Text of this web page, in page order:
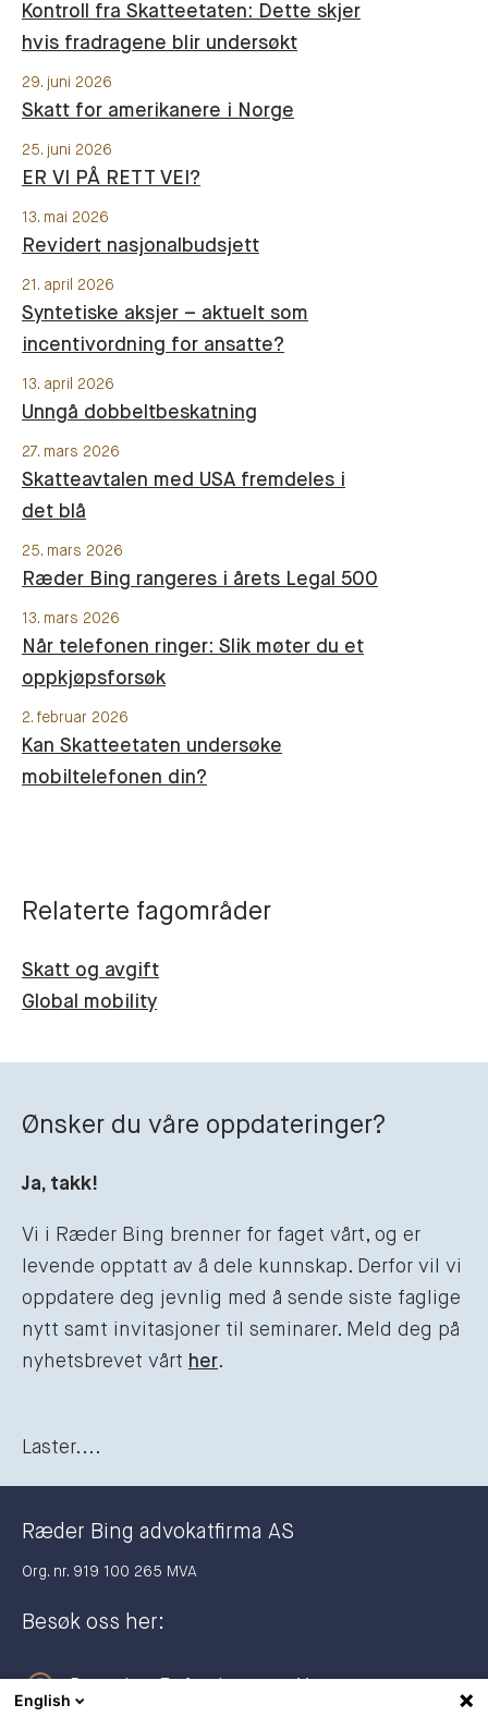
Kontroll fra Skatteetaten: Dette skjer
hvis fradragene blir undersøkt
29. juni 2026
Skatt for amerikanere i Norge
25. juni 2026
ER VI PÅ RETT VEI?
13. mai 2026
Revidert nasjonalbudsjett
21. april 2026
Syntetiske aksjer – aktuelt som
incentivordning for ansatte?
13. april 2026
Unngå dobbeltbeskatning
27. mars 2026
Skatteavtalen med USA fremdeles i
det blå
25. mars 2026
Ræder Bing rangeres i årets Legal 500
13. mars 2026
Når telefonen ringer: Slik møter du et
oppkjøpsforsøk
2. februar 2026
Kan Skatteetaten undersøke
mobiltelefonen din?
Relaterte fagområder
Skatt og avgift
Global mobility
Ønsker du våre oppdateringer?
Ja, takk!
Vi i Ræder Bing brenner for faget vårt, og er
levende opptatt av å dele kunnskap. Derfor vil vi
oppdatere deg jevnlig med å sende siste faglige
nytt samt invitasjoner til seminarer. Meld deg på
nyhetsbrevet vårt her.
Laster....
Ræder Bing advokatfirma AS
Org. nr. 919 100 265 MVA
Besøk oss her:
English